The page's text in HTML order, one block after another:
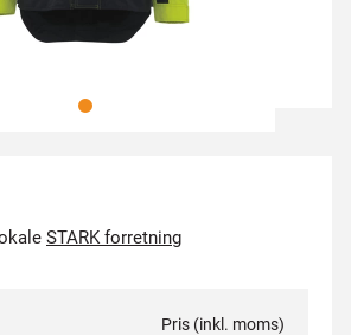
STARK forretning
Pris (inkl. moms)